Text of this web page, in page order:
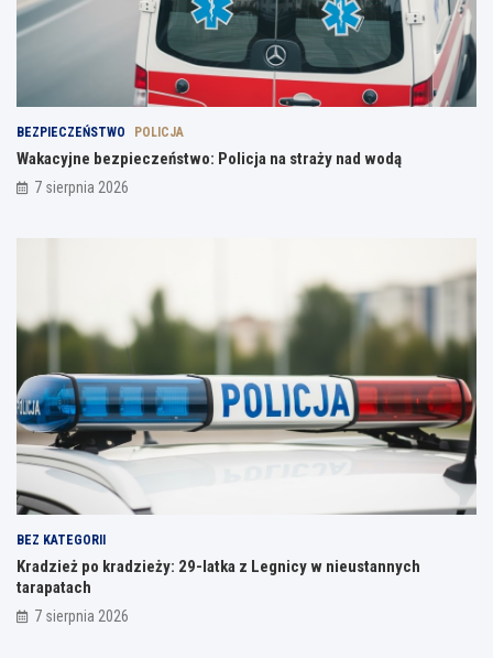
BEZPIECZEŃSTWO POLICJA
Wakacyjne bezpieczeństwo: Policja na straży nad wodą
7 sierpnia 2026
BEZ KATEGORII
Kradzież po kradzieży: 29-latka z Legnicy w nieustannych
tarapatach
7 sierpnia 2026